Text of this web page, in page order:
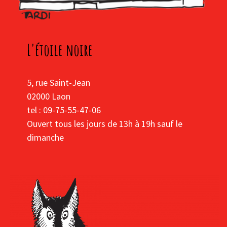
L'étoile noire
5, rue Saint-Jean
02000 Laon
tel : 09-75-55-47-06
Ouvert tous les jours de 13h à 19h sauf le
dimanche